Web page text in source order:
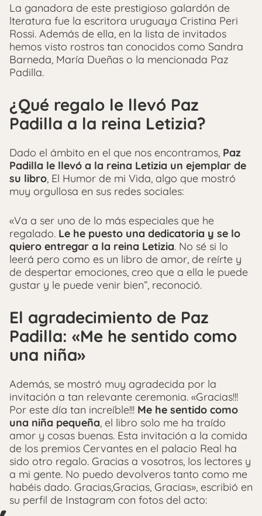
La ganadora de este prestigioso galardón de
lteratura fue la escritora uruguaya Cristina Peri
Rossi. Además de ella, en la lista de invitados
hemos visto rostros tan conocidos como Sandra
Barneda, María Dueñas o la mencionada Paz
Padilla.
¿Qué regalo le llevó Paz
Padilla a la reina Letizia?
Dado el ámbito en el que nos encontramos, Paz
Padilla le llevó a la reina Letizia un ejemplar de
su libro, El Humor de mi Vida, algo que mostró
muy orgullosa en sus redes sociales:
«Va a ser uno de lo más especiales que he
regalado. Le he puesto una dedicatoria y se lo
quiero entregar a la reina Letizia. No sé si lo
leerá pero como es un libro de amor, de reírte y
de despertar emociones, creo que a ella le puede
gustar y le puede venir bien”, reconoció.
El agradecimiento de Paz
Padilla: «Me he sentido como
una niña»
Además, se mostró muy agradecida por la
invitación a tan relevante ceremonia. «Gracias!!!
Por este día tan increíble!!! Me he sentido como
una niña pequeña, el libro solo me ha traído
amor y cosas buenas. Esta invitación a la comida
de los premios Cervantes en el palacio Real ha
sido otro regalo. Gracias a vosotros, los lectores y
a mi gente. No puedo devolveros tanto como me
habéis dado. Gracias,Gracias, Gracias», escribió en
su perfil de Instagram con fotos del acto: